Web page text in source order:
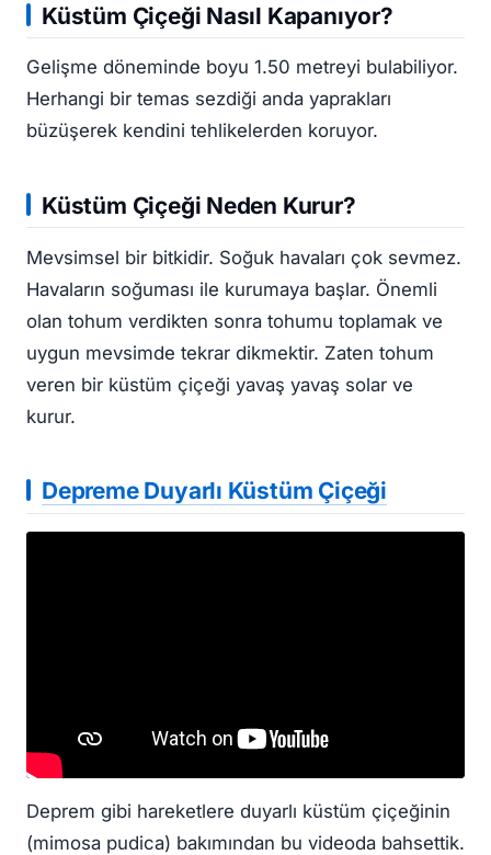
Küstüm Çiçeği Nasıl Kapanıyor?
Gelişme döneminde boyu 1.50 metreyi bulabiliyor.
Herhangi bir temas sezdiği anda yaprakları
büzüşerek kendini tehlikelerden koruyor.
Küstüm Çiçeği Neden Kurur?
Mevsimsel bir bitkidir. Soğuk havaları çok sevmez.
Havaların soğuması ile kurumaya başlar. Önemli
olan tohum verdikten sonra tohumu toplamak ve
uygun mevsimde tekrar dikmektir. Zaten tohum
veren bir küstüm çiçeği yavaş yavaş solar ve
kurur.
Depreme Duyarlı Küstüm Çiçeği
Deprem gibi hareketlere duyarlı küstüm çiçeğinin
(mimosa pudica) bakımından bu videoda bahsettik.